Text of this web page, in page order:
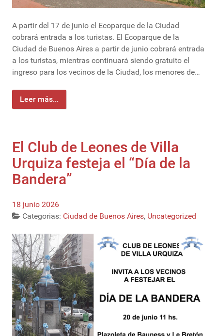
A partir del 17 de junio el Ecoparque de la Ciudad
cobrará entrada a los turistas. El Ecoparque de la
Ciudad de Buenos Aires a partir de junio cobrará entrada
a los turistas, mientras continuará siendo gratuito el
ingreso para los vecinos de la Ciudad, los menores de…
Leer más...
El Club de Leones de Villa
Urquiza festeja el “Día de la
Bandera”
18 junio 2026
Categorias: Ciudad de Buenos Aires, Uncategorized